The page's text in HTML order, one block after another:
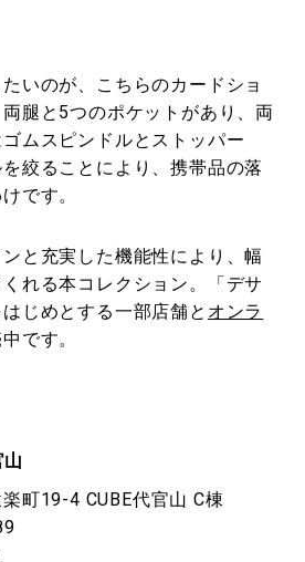
いのが、こちらのカードショ
腿と5つのポケットがあり、両
ムスピンドルとストッパー
絞ることにより、携帯品の落
です。
と充実した機能性により、幅
れる本コレクション。「デサ
じめとする一部店舗と オンラ
です。
町19-4 CUBE代官山 C棟